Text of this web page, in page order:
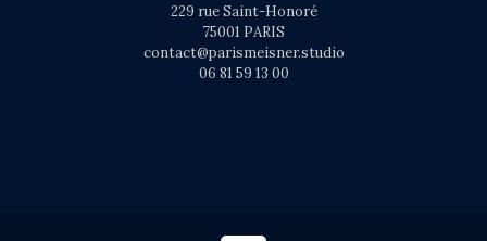
229 rue Saint-Honoré
75001 PARIS
contact@parismeisner.studio
06 81 59 13 00